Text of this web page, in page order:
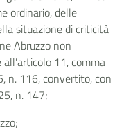
ordinario, delle
situazione di criticità
Abruzzo non
11, comma
n. 116, convertito, con
n. 147;